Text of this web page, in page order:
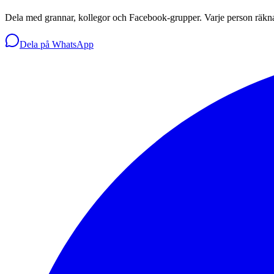
Dela med grannar, kollegor och Facebook-grupper. Varje person
Dela på WhatsApp